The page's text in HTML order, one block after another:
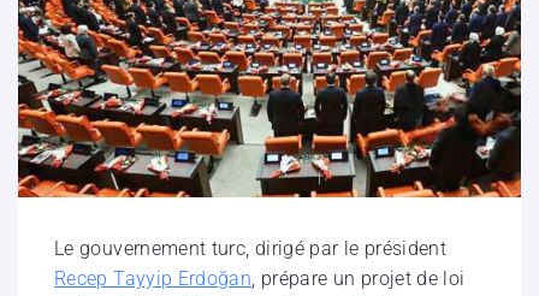
Le gouvernement turc, dirigé par le président
Recep Tayyip Erdoğan, prépare un projet de loi